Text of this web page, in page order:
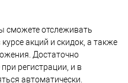
сможете отслеживать
акций и скидок, а также
Достаточно
регистрации, и в
автоматически.